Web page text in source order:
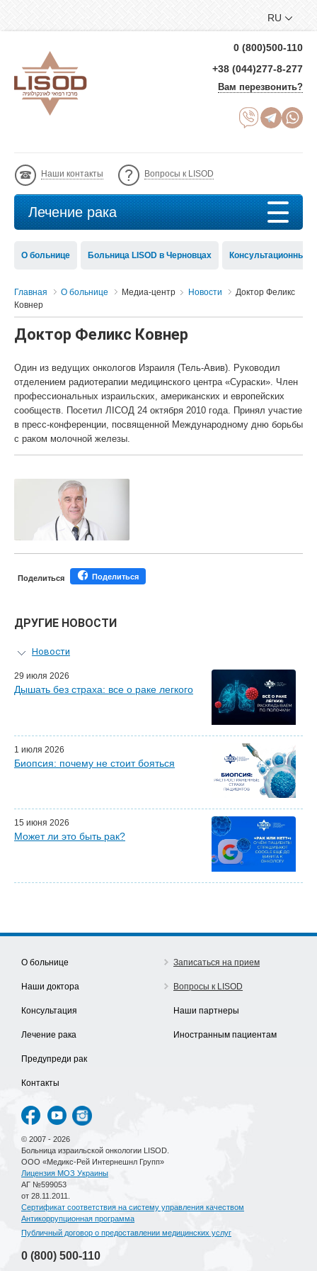
RU
0 (800)500-110
+38 (044)277-8-277
Вам перезвонить?
Наши контакты Вопросы к LISOD
Лечение рака
О больнице Больница LISOD в Черновцах Консультационный
Главная О больнице Медиа-центр Новости
Доктор Феликс
Ковнер
Доктор Феликс Ковнер
Один из ведущих онкологов Израиля (Тель-Авив). Руководил
отделением радиотерапии медицинского центра «Сураски». Член
профессиональных израильских, американских и европейских
сообществ. Посетил ЛIСОД 24 октября 2010 года. Принял участие
в пресс-конференции, посвященной Международному дню борьбы
с раком молочной железы.
Поделиться Поделиться
ДРУГИЕ НОВОСТИ
Новости
Персональный гид
Мастер-классы для врачей
Наши партнеры
29 июля 2026
Дышать без страха: все о раке легкого
1 июля 2026
Биопсия: почему не стоит бояться
15 июня 2026
Может ли это быть рак?
О больнице
Наши доктора
Консультация
Лечение рака
Предупреди рак
Контакты
Записаться на прием
Вопросы к LISOD
Наши партнеры
Иностранным пациентам
© 2007 - 2026
Больница израильской онкологии LISOD.
ООО «Медикс-Рей Интернешнл Групп»
Лицензия МОЗ Украины
АГ №599053
от 28.11.2011.
Сертификат соответствия на систему управления качеством
Антикоррупционная программа
Публичный договор о предоставлении медицинских услуг
0 (800) 500-110